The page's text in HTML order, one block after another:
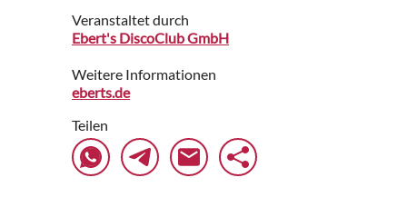
Veranstaltet durch
Ebert's DiscoClub GmbH
Weitere Informationen
eberts.de
Teilen